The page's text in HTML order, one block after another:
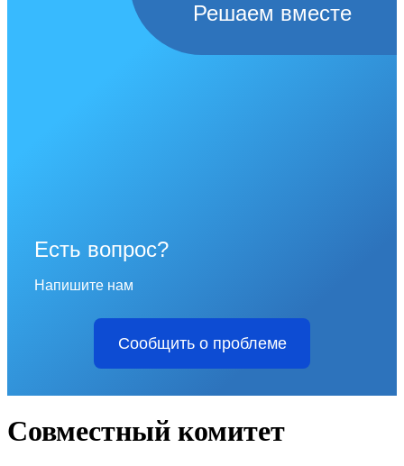
Решаем вместе
Есть вопрос?
Напишите нам
Сообщить о проблеме
Совместный комитет